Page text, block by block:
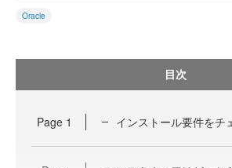
Oracle
目次
Page 1 インストール要件をチ